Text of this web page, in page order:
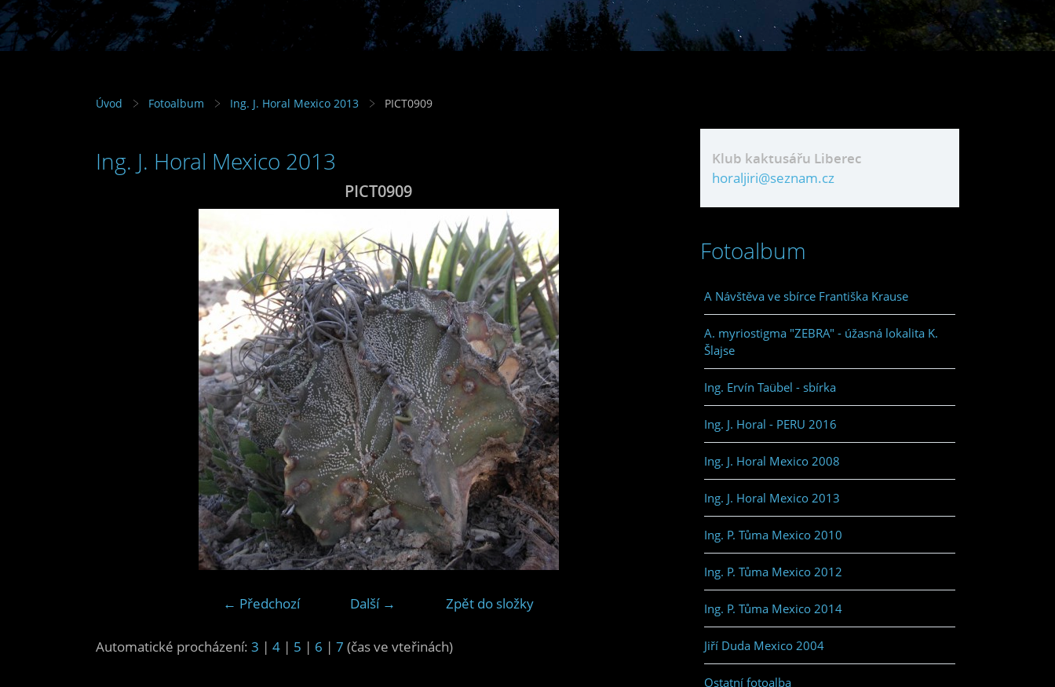
Úvod Fotoalbum Ing. J. Horal Mexico 2013 PICT0909
Ing. J. Horal Mexico 2013
PICT0909
← Předchozí Další → Zpět do složky
Automatické procházení: 3 | 4 | 5 | 6 | 7 (čas ve vteřinách)
Klub kaktusářu Liberec
horaljiri@seznam.cz
Fotoalbum
A Návštěva ve sbírce Františka Krause
A. myriostigma "ZEBRA" - úžasná lokalita K.
Šlajse
Ing. Ervín Taübel - sbírka
Ing. J. Horal - PERU 2016
Ing. J. Horal Mexico 2008
Ing. J. Horal Mexico 2013
Ing. P. Tůma Mexico 2010
Ing. P. Tůma Mexico 2012
Ing. P. Tůma Mexico 2014
Jiří Duda Mexico 2004
Ostatní fotoalba